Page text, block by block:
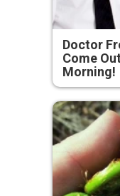
Doctor
Come
Morning!